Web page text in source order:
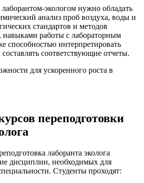
экологом нужно обладать
анализ проб воздуха, воды и
стандартов и методов
навыками работы с лабораторным
способностью интерпретировать
составлять соответствующие отчеты.
для ускоренного роста в
переподготовки
лаборанта эколога
дисциплин, необходимых для
Студенты проходят: